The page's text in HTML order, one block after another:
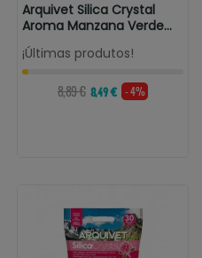
Arquivet Silica Crystal
Aroma Manzana Verde
3.8 L.
¡Últimas produtos!
8,89 € 8,49 € - 4%